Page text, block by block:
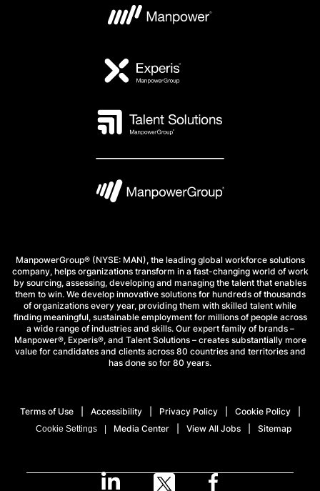
ManpowerGroup® (NYSE: MAN), the leading global workforce solutions
company, helps organizations transform in a fast-changing world of work
by sourcing, assessing, developing and managing the talent that enables
them to win. We develop innovative solutions for hundreds of thousands
of organizations every year, providing them with skilled talent while
finding meaningful, sustainable employment for millions of people across
a wide range of industries and skills. Our expert family of brands –
Manpower®, Experis®, and Talent Solutions – creates substantially more
value for candidates and clients across 80 countries and territories and
has done so for 80 years.
Terms of Use Accessibility Privacy Policy Cookie Policy
Cookie Settings Media Center View All Jobs Sitemap